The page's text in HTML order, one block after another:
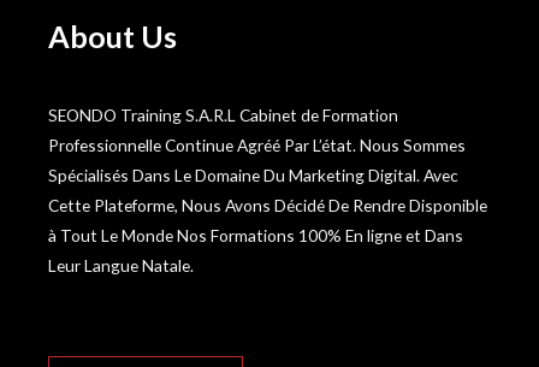
About Us
SEONDO Training S.A.R.L Cabinet de Formation
Professionnelle Continue Agréé Par L’état. Nous Sommes
Spécialisés Dans Le Domaine Du Marketing Digital. Avec
Cette Plateforme, Nous Avons Décidé De Rendre Disponible
à Tout Le Monde Nos Formations 100% En ligne et Dans
Leur Langue Natale.